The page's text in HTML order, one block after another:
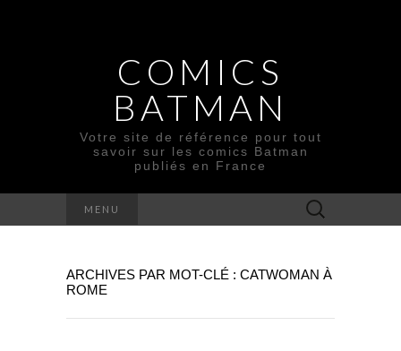
COMICS
BATMAN
Votre site de référence pour tout
savoir sur les comics Batman
publiés en France
MENU Rechercher :
ARCHIVES PAR MOT-CLÉ : CATWOMAN À
ROME